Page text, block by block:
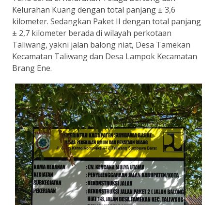
Kelurahan Kuang dengan total panjang ± 3,6
kilometer. Sedangkan Paket II dengan total panjang
± 2,7 kilometer berada di wilayah perkotaan
Taliwang, yakni jalan balong niat, Desa Tamekan
Kecamatan Taliwang dan Desa Lampok Kecamatan
Brang Ene.